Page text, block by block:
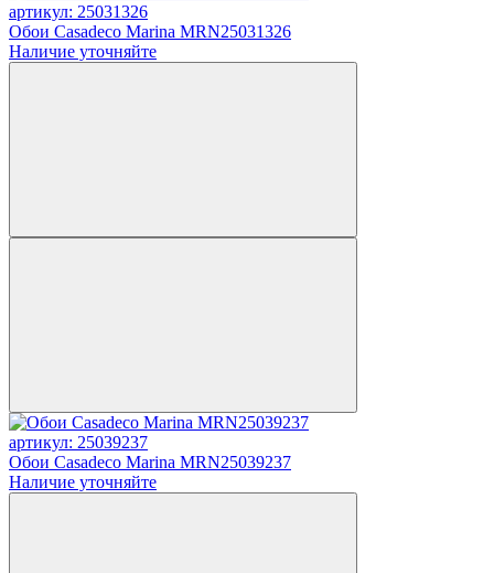
артикул: 25031326
Обои Casadeco Marina MRN25031326
Наличие уточняйте
артикул: 25039237
Обои Casadeco Marina MRN25039237
Наличие уточняйте